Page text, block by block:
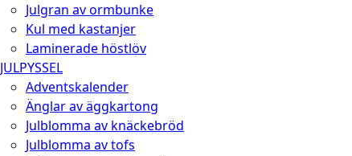
Julgran av ormbunke
Kul med kastanjer
Laminerade höstlöv
JULPYSSEL
Adventskalender
Änglar av äggkartong
Julblomma av knäckebröd
Julblomma av tofs